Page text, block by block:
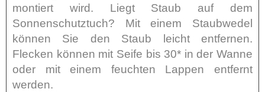
montiert wird. Liegt Staub auf dem
Sonnenschutztuch? Mit einem Staubwedel
können Sie den Staub leicht entfernen.
Flecken können mit Seife bis 30* in der Wanne
oder mit einem feuchten Lappen entfernt
werden.